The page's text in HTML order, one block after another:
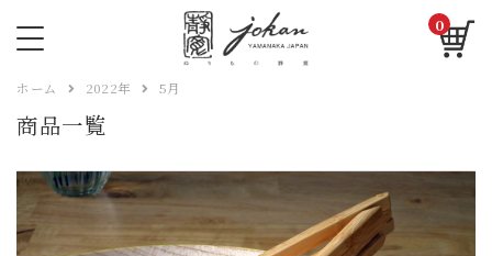
0
ホーム 2022年 5月
商品一覧